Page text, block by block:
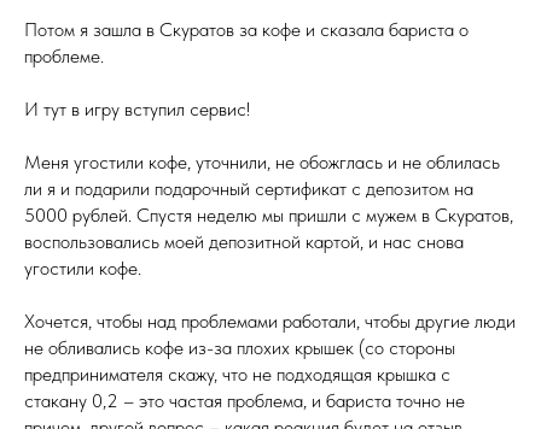
Потом я зашла в Скуратов за кофе и сказала бариста о
проблеме.
И тут в игру вступил сервис!
Меня угостили кофе, уточнили, не обожглась и не облилась
ли я и подарили подарочный сертификат с депозитом на
5000 рублей. Спустя неделю мы пришли с мужем в Скуратов,
воспользовались моей депозитной картой, и нас снова
угостили кофе.
Хочется, чтобы над проблемами работали, чтобы другие люди
не обливались кофе из-за плохих крышек (со стороны
предпринимателя скажу, что не подходящая крышка с
стакану 0,2 – это частая проблема, и бариста точно не